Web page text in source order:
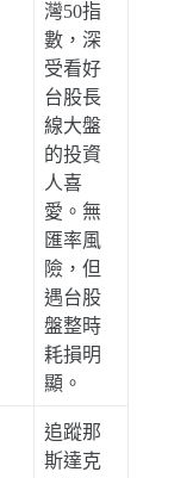
灣50指
數，深
受看好
台股長
線大盤
的投資
人喜
愛。無
匯率風
險，但
遇台股
盤整時
耗損明
顯。
追蹤那
斯達克